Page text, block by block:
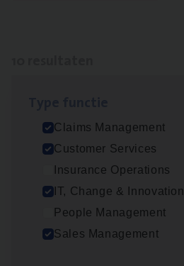
Claims Management
Customer Services
Insurance Operations
IT, Change & Innovation
People Management
Sales Management
Claims­hand­ler Fleet&
Claims Management
Antwerpen
Test Ana­lyst